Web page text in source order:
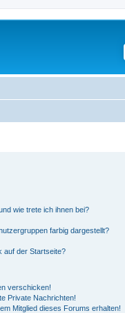
wie trete ich ihnen bei?
farbig dargestellt?
auf der Startseite?
verschicken!
Private Nachrichten!
Mitglied dieses Forums erhalten!